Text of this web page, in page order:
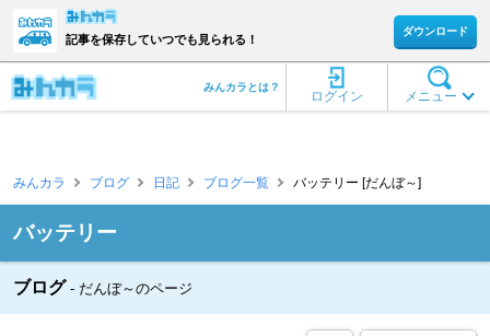
記事を保存していつでも見られる！
ダウンロード
メニュー
ログイン
みんカラとは？
みんカラ ブログ 日記 ブログ一覧 バッテリー [だんぼ～]
バッテリー
ブログ だんぼ～のページ